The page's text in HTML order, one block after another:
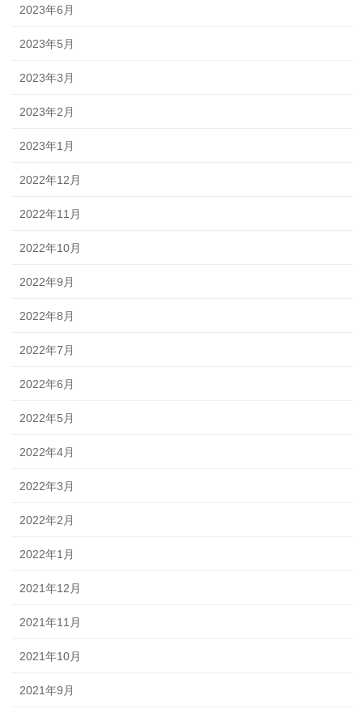
2023年6月
2023年5月
2023年3月
2023年2月
2023年1月
2022年12月
2022年11月
2022年10月
2022年9月
2022年8月
2022年7月
2022年6月
2022年5月
2022年4月
2022年3月
2022年2月
2022年1月
2021年12月
2021年11月
2021年10月
2021年9月